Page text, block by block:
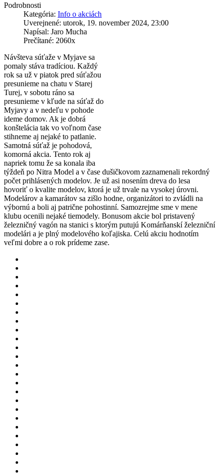
Podrobnosti
Kategória: Info o akciách
Uverejnené: utorok, 19. november 2024, 23:00
Napísal: Jaro Mucha
Prečítané: 2060x
Návšteva súťaže v Myjave sa
pomaly stáva tradíciou. Každý
rok sa už v piatok pred súťažou
presunieme na chatu v Starej
Turej, v sobotu ráno sa
presunieme v kľude na súťaž do
Myjavy a v nedeľu v pohode
ideme domov. Ak je dobrá
konštelácia tak vo voľnom čase
stihneme aj nejaké to patlanie.
Samotná súťaž je pohodová,
komorná akcia. Tento rok aj
napriek tomu že sa konala iba
týždeň po Nitra Model a v čase dušičkovom zaznamenali rekordný
počet prihlásených modelov. Je už asi nosením dreva do lesa
hovoriť o kvalite modelov, ktorá je už trvale na vysokej úrovni.
Modelárov a kamarátov sa zišlo hodne, organizátori to zvládli na
výbornú a boli aj patrične pohostinní. Samozrejme sme v mene
klubu ocenili nejaké tiemodely. Bonusom akcie bol pristavený
železničný vagón na stanici s ktorým putujú Komárňanskí železniční
modelári a je plný modelového koľajiska. Celú akciu hodnotím
veľmi dobre a o rok prídeme zase.